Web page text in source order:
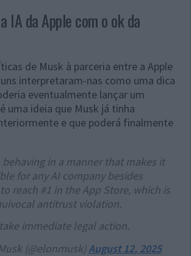
IA da Apple com o ok da
de Musk à parceria entre a Apple
interpretaram-nas como uma dica
eventualmente lançar um
uma ideia que Musk já tinha
e que poderá finalmente
behaving in a manner that makes it
for any AI company besides
reach #1 in the App Store, which is
antitrust violation.
immediate legal action.
(@elonmusk)August 12, 2025